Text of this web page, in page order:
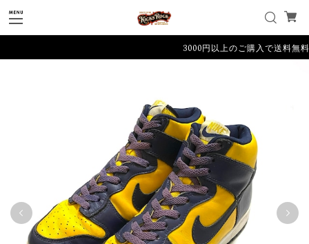
3000円以上のご購入で送料無料